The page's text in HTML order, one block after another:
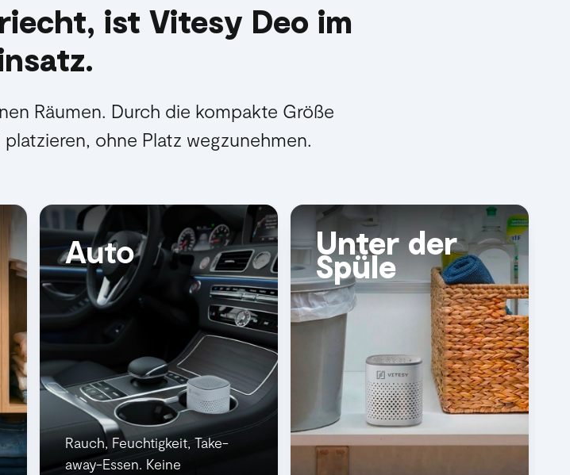
ist Vitesy Deo im
Räumen. Durch die kompakte Größe
ohne Platz wegzunehmen.
Auto
Rauch, Feuchtigkeit, Take-
away-Essen. Keine
Unter der
Spüle